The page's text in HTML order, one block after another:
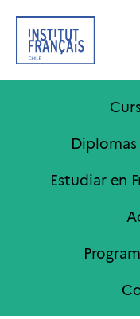
Diplomas
Estudiar en